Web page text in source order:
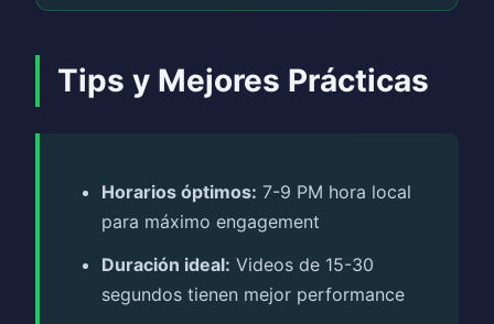
Tips y Mejores Prácticas
Horarios óptimos: 7-9 PM hora local
para máximo engagement
Duración ideal: Videos de 15-30
segundos tienen mejor performance